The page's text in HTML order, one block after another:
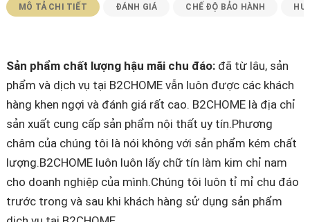
MÔ TẢ CHI TIẾT ĐÁNH GIÁ CHẾ ĐỘ BẢO HÀNH
Sản phẩm chất lượng hậu mãi chu đáo: đã từ lâu, sản
phẩm và dịch vụ tại B2CHOME vẫn luôn được các khách
hàng khen ngợi và đánh giá rất cao. B2CHOME là địa chỉ
sản xuất cung cấp sản phẩm nội thất uy tín.Phương
châm của chúng tôi là nói không với sản phẩm kém chất
lượng.B2CHOME luôn luôn lấy chữ tín làm kim chỉ nam
cho doanh nghiệp của mình.Chúng tôi luôn tỉ mỉ chu đáo
trước trong và sau khi khách hàng sử dụng sản phẩm